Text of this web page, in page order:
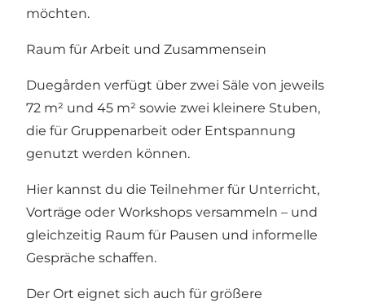
möchten.
Raum für Arbeit und Zusammensein
Duegården verfügt über zwei Säle von jeweils
72 m² und 45 m² sowie zwei kleinere Stuben,
die für Gruppenarbeit oder Entspannung
genutzt werden können.
Hier kannst du die Teilnehmer für Unterricht,
Vorträge oder Workshops versammeln – und
gleichzeitig Raum für Pausen und informelle
Gespräche schaffen.
Der Ort eignet sich auch für größere